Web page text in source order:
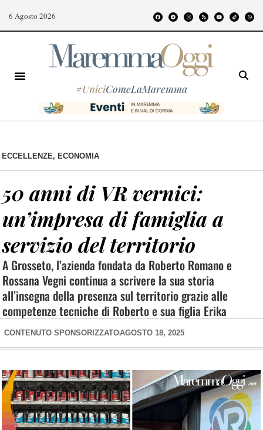
6 Agosto 2026
#UniciComeLaMaremma
ECCELLENZE, ECONOMIA
50 anni di VR vernici:
un’impresa di famiglia a
servizio del territorio
A Grosseto, l’azienda fondata da Roberto Romano e
Rossana Vegni continua a scrivere la sua storia
all’insegna della presenza sul territorio grazie alle
competenze tecniche di Roberto e sua figlia Erika
CONTENUTO SPONSORIZZATOAGOSTO 18, 2025